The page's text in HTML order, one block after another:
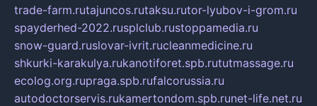
trade-farm.rutajuncos.rutaksu.rutor-lyubov-i-grom.ru
spayderhed-2022.rusplclub.rustoppamedia.ru
snow-guard.ruslovar-ivrit.rucleanmedicine.ru
shkurki-karakulya.rukanotiforet.spb.rututmassage.ru
ecolog.org.rupraga.spb.rufalcorussia.ru
autodoctorservis.rukamertondom.spb.runet-life.net.ru